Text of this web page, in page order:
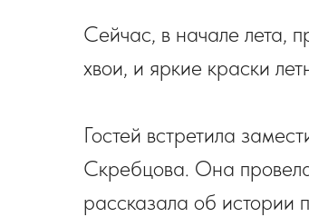
Сейчас, в начале лета,
хвои, и яркие краски
Гостей встретила
Скребцова. Она
рассказала об истории